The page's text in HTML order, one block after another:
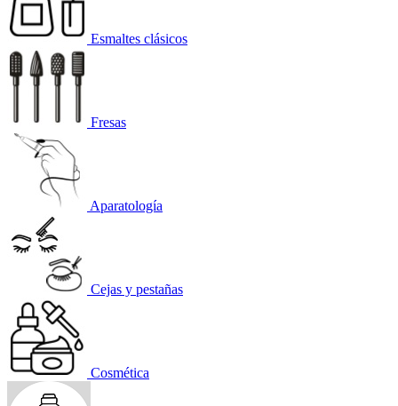
Esmaltes clásicos
Fresas
Aparatología
Cejas y pestañas
Cosmética